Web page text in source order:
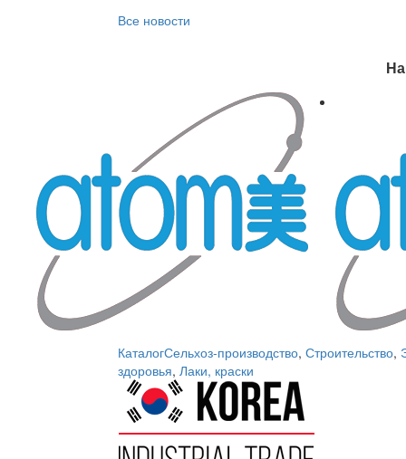
Все новости
КаталогСельхоз-производство, Строительство,
здоровья, Лаки, краски